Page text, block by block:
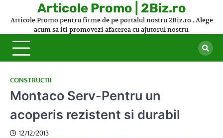
Articole Promo | 2Biz.ro
Articole Promo pentru firme de pe portalul nostru 2Biz.ro . Alege
acum sa iti promovezi afacerea cu ajutorul nostru.
CONSTRUCTII
Montaco Serv-Pentru un
acoperis rezistent si durabil
12/12/2013